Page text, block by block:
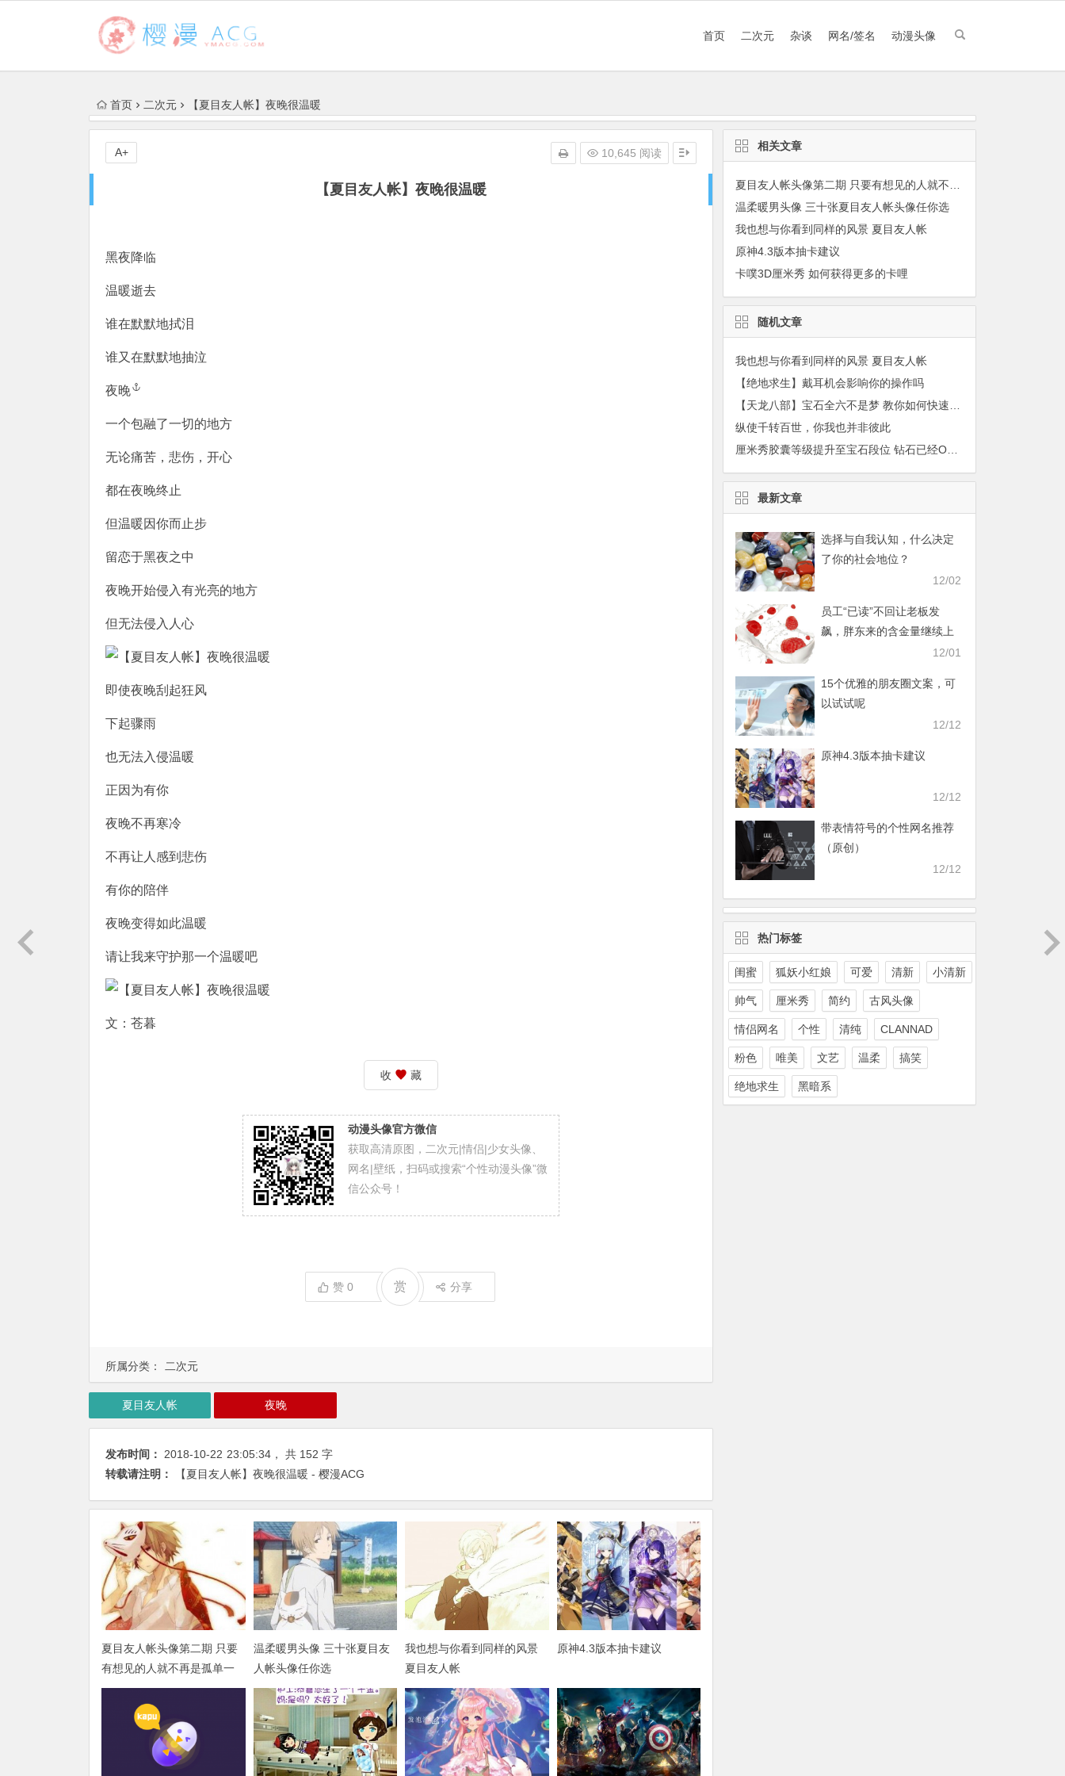
首页 二次元 杂谈 网名/签名 动漫头像
首页 二次元 【夏目友人帐】夜晚很温暖
【夏目友人帐】夜晚很温暖
10,645 阅读
A+
所属分类： 二次元
黑夜降临
温暖逝去
谁在默默地拭泪
谁又在默默地抽泣
夜晚
一个包融了一切的地方
无论痛苦，悲伤，开心
都在夜晚终止
但温暖因你而止步
留恋于黑夜之中
夜晚开始侵入有光亮的地方
但无法侵入人心
即使夜晚刮起狂风
下起骤雨
也无法入侵温暖
正因为有你
夜晚不再寒冷
不再让人感到悲伤
有你的陪伴
夜晚变得如此温暖
请让我来守护那一个温暖吧
文：苍暮
收 藏
动漫头像官方微信
获取高清原图，二次元|情侣|少女头像、
网名|壁纸，扫码或搜索“个性动漫头像”微
信公众号！
赞 0 赏 分享
夏目友人帐 夜晚
发布时间： 2018-10-22 23:05:34 ， 共 152 字
转载请注明：
【夏目友人帐】夜晚很温暖 - 樱漫ACG
夏目友人帐头像第二期 只要
有想见的人就不再是孤单一
人
温柔暖男头像 三十张夏目友
人帐头像任你选
我也想与你看到同样的风景
夏目友人帐
原神4.3版本抽卡建议
相关文章
温柔暖男头像 三十张夏目友人帐头像任你选
我也想与你看到同样的风景 夏目友人帐
原神4.3版本抽卡建议
卡噗3D厘米秀 如何获得更多的卡哩
随机文章
我也想与你看到同样的风景 夏目友人帐
【绝地求生】戴耳机会影响你的操作吗
纵使千转百世，你我也并非彼此
厘米秀胶囊等级提升至宝石段位 钻石已经OUT
最新文章
选择与自我认知，什么决定
了你的社会地位？
12/02
员工“已读”不回让老板发
飙，胖东来的含金量继续上
12/01
15个优雅的朋友圈文案，可
以试试呢
12/12
原神4.3版本抽卡建议
12/12
带表情符号的个性网名推荐
（原创）
12/12
热门标签
闺蜜 狐妖小红娘 可爱 清新 小清新
帅气 厘米秀 简约 古风头像
情侣网名 个性 清纯 CLANNAD
粉色 唯美 文艺 温柔 搞笑
绝地求生 黑暗系